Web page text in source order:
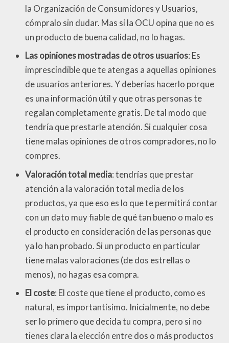
la Organización de Consumidores y Usuarios,
cómpralo sin dudar. Mas si la OCU opina que no es
un producto de buena calidad, no lo hagas.
Las opiniones mostradas de otros usuarios: Es
imprescindible que te atengas a aquellas opiniones
de usuarios anteriores. Y deberías hacerlo porque
es una información útil y que otras personas te
regalan completamente gratis. De tal modo que
tendría que prestarle atención. Si cualquier cosa
tiene malas opiniones de otros compradores, no lo
compres.
Valoración total media: tendrías que prestar
atención a la valoración total media de los
productos, ya que eso es lo que te permitirá contar
con un dato muy fiable de qué tan bueno o malo es
el producto en consideración de las personas que
ya lo han probado. Si un producto en particular
tiene malas valoraciones (de dos estrellas o
menos), no hagas esa compra.
El coste: El coste que tiene el producto, como es
natural, es importantísimo. Inicialmente, no debe
ser lo primero que decida tu compra, pero si no
tienes clara la elección entre dos o más productos